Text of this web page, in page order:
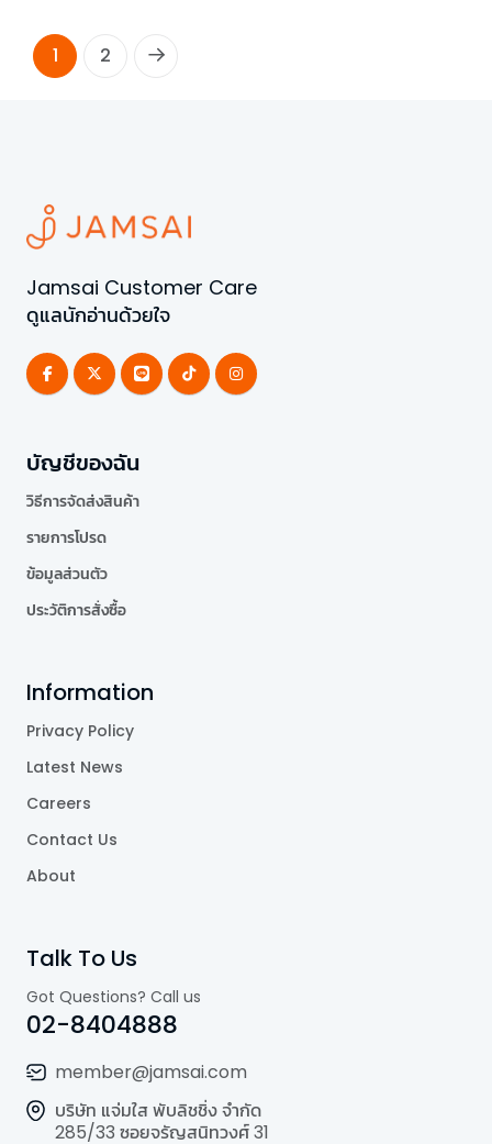
1 2
Jamsai Customer Care
ดูแลนักอ่านด้วยใจ
บัญชีของฉัน
วิธีการจัดส่งสินค้า
รายการโปรด
ข้อมูลส่วนตัว
ประวัติการสั่งซื้อ
Information
Privacy Policy
Latest News
Careers
Contact Us
About
Talk To Us
Got Questions? Call us
02-8404888
member@jamsai.com
บริษัท แจ่มใส พับลิชชิ่ง จำกัด
285/33 ซอยจรัญสนิทวงศ์ 31